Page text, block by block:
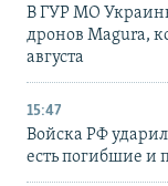
В ГУР МО
дронов Magura,
августа
15:47
Войска РФ
есть погибшие и